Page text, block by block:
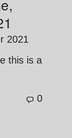
2021
this is a
0